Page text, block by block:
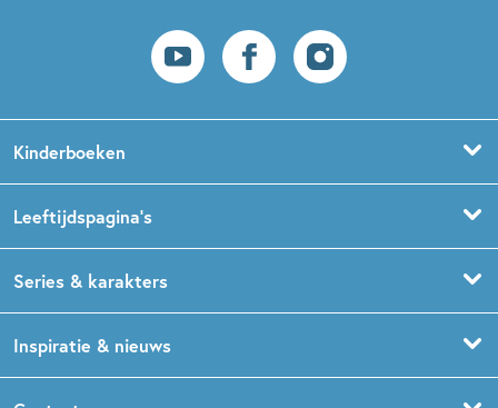
Kinderboeken
Prentenboeken
Babyboeken
Leeftijdspagina’s
Boekentips 1,5 - 3 jaar
Series & karakters
Dog Man
Inspiratie & nieuws